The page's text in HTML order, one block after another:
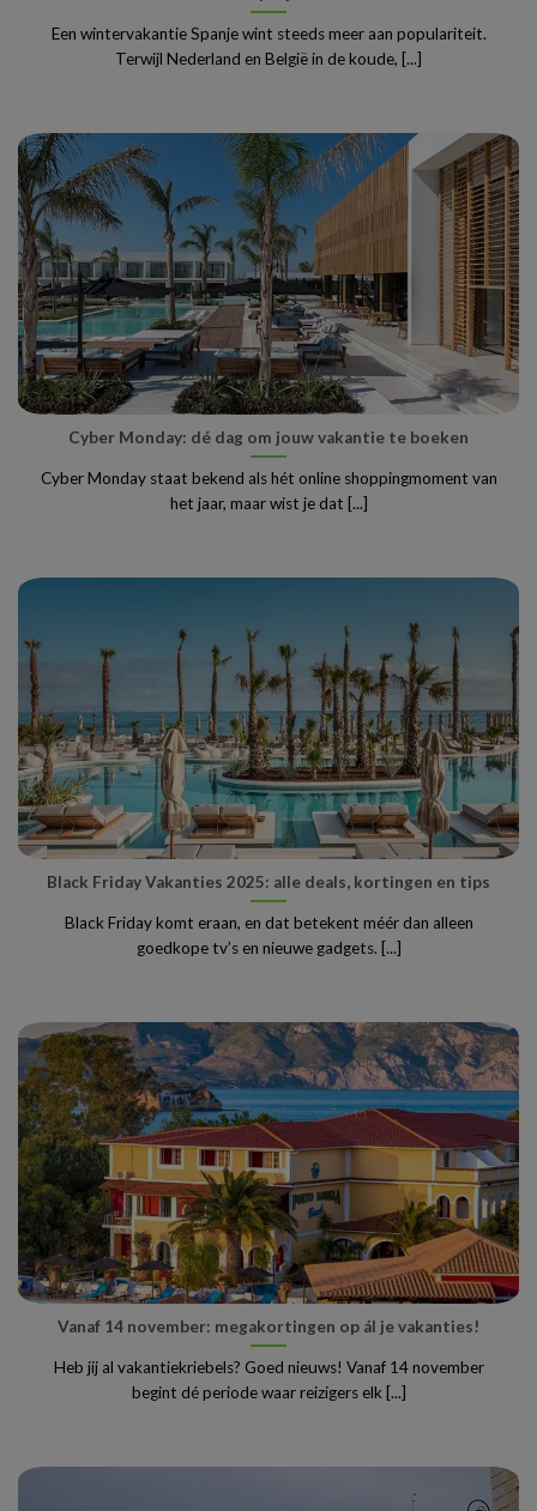
Een wintervakantie Spanje wint steeds meer aan populariteit.
Terwijl Nederland en België in de koude, [...]
Cyber Monday: dé dag om jouw vakantie te boeken
Cyber Monday staat bekend als hét online shoppingmoment van
het jaar, maar wist je dat [...]
Black Friday Vakanties 2025: alle deals, kortingen en tips
Black Friday komt eraan, en dat betekent méér dan alleen
goedkope tv’s en nieuwe gadgets. [...]
Vanaf 14 november: megakortingen op ál je vakanties!
Heb jij al vakantiekriebels? Goed nieuws! Vanaf 14 november
begint dé periode waar reizigers elk [...]